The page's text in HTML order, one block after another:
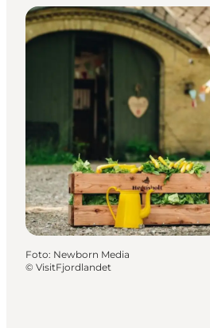
Foto: Newborn Media
© VisitFjordlandet